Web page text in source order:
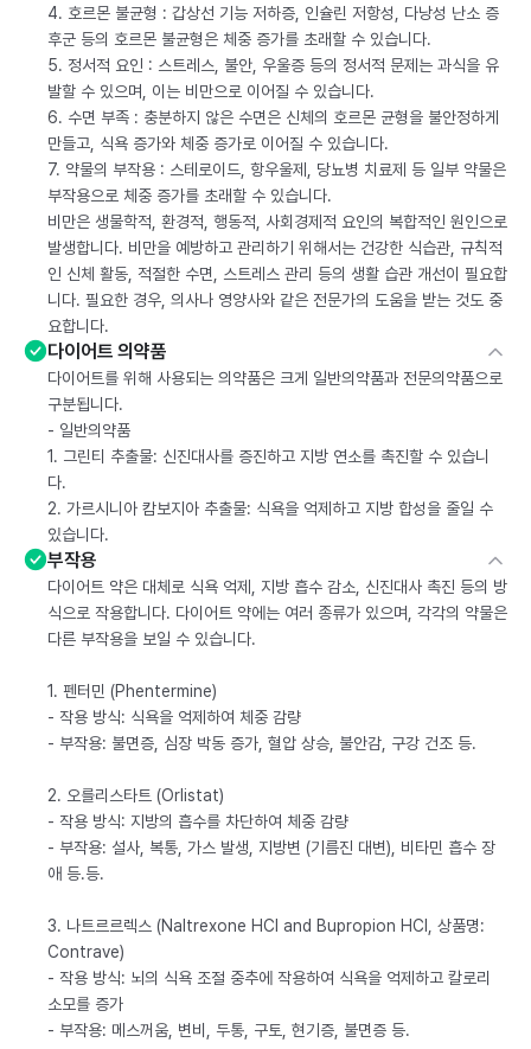
4. 호르몬 불균형 : 갑상선 기능 저하증, 인슐린 저항성, 다낭성 난소 증
후군 등의 호르몬 불균형은 체중 증가를 초래할 수 있습니다.
5. 정서적 요인 : 스트레스, 불안, 우울증 등의 정서적 문제는 과식을 유
발할 수 있으며, 이는 비만으로 이어질 수 있습니다.
6. 수면 부족 : 충분하지 않은 수면은 신체의 호르몬 균형을 불안정하게
만들고, 식욕 증가와 체중 증가로 이어질 수 있습니다.
7. 약물의 부작용 : 스테로이드, 항우울제, 당뇨병 치료제 등 일부 약물은
부작용으로 체중 증가를 초래할 수 있습니다.
비만은 생물학적, 환경적, 행동적, 사회경제적 요인의 복합적인 원인으로
발생합니다. 비만을 예방하고 관리하기 위해서는 건강한 식습관, 규칙적
인 신체 활동, 적절한 수면, 스트레스 관리 등의 생활 습관 개선이 필요합
니다. 필요한 경우, 의사나 영양사와 같은 전문가의 도움을 받는 것도 중
요합니다.
다이어트 의약품
다이어트를 위해 사용되는 의약품은 크게 일반의약품과 전문의약품으로
구분됩니다.
- 일반의약품
1. 그린티 추출물: 신진대사를 증진하고 지방 연소를 촉진할 수 있습니
다.
2. 가르시니아 캄보지아 추출물: 식욕을 억제하고 지방 합성을 줄일 수
있습니다.
부작용
다이어트 약은 대체로 식욕 억제, 지방 흡수 감소, 신진대사 촉진 등의 방
식으로 작용합니다. 다이어트 약에는 여러 종류가 있으며, 각각의 약물은
다른 부작용을 보일 수 있습니다.
1. 펜터민 (Phentermine)
- 작용 방식: 식욕을 억제하여 체중 감량
- 부작용: 불면증, 심장 박동 증가, 혈압 상승, 불안감, 구강 건조 등.
2. 오를리스타트 (Orlistat)
- 작용 방식: 지방의 흡수를 차단하여 체중 감량
- 부작용: 설사, 복통, 가스 발생, 지방변 (기름진 대변), 비타민 흡수 장
애 등.등.
3. 나트르르렉스 (Naltrexone HCl and Bupropion HCl, 상품명:
Contrave)
- 작용 방식: 뇌의 식욕 조절 중추에 작용하여 식욕을 억제하고 칼로리
소모를 증가
- 부작용: 메스꺼움, 변비, 두통, 구토, 현기증, 불면증 등.